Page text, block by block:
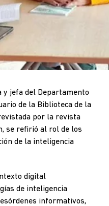
y jefa del Departamento
de la Biblioteca de la
por la revista
se refirió al rol de los
de la inteligencia
digital
de inteligencia
informativos,